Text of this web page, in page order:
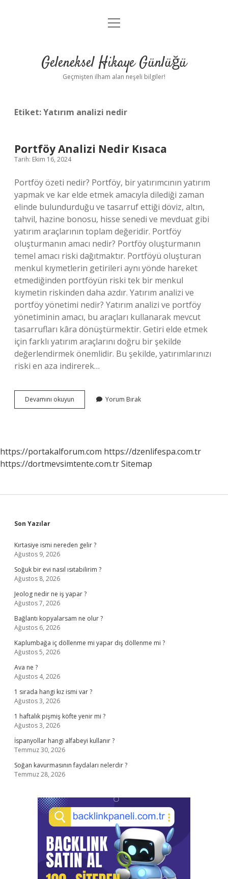
Anasayfa
Yasal Uyarı
menüyü
Geleneksel Hikaye Günlüğü
Geçmişten ilham alan neşeli bilgiler!
Etiket:Yatırım analizi nedir
Portföy Analizi Nedir Kısaca
Tarih: Ekim 16, 2024
Portföy özeti nedir? Portföy, bir yatırımcının yatırım
yapmak ve kar elde etmek amacıyla dilediği zaman
elinde bulundurduğu ve tasarruf ettiği döviz, altın,
tahvil, hazine bonosu, hisse senedi ve mevduat gibi
yatırım araçlarının toplam değeridir. Portföy
oluşturmanın amacı nedir? Portföy oluşturmanın
temel amacı riski dağıtmaktır. Portföyü oluşturan
menkul kıymetlerin getirileri aynı yönde hareket
etmediğinden portföyün riski tek bir menkul
kıymetin riskinden daha azdır. Yatırım analizi ve
portföy yönetimi nedir? Yatırım analizi ve portföy
yönetiminin amacı, bu araçları kullanarak mevcut
tasarrufları kâra dönüştürmektir. Getiri elde etmek
için farklı yatırım araçlarını doğru bir şekilde
değerlendirmek önemlidir. Bu şekilde, yatırımlarınızı
riski en aza indirerek…
Devamını okuyun
Analizi
Yorum Bırak
https://portakalforum.com https://dzenlifespa.com.tr
https://dortmevsimtente.com.trSitemap
Sidebar
Son Yazılar
Kırtasiye ismi nereden gelir ?
Ağustos 9, 2026
Soğuk bir evi nasıl ısıtabilirim ?
Ağustos 8, 2026
Jeolog nedir ne iş yapar ?
Ağustos 7, 2026
Bağlantı kopyalarsam ne olur ?
Ağustos 6, 2026
Kaplumbağa iç döllenme mi yapar dış döllenme mi ?
Ağustos 5, 2026
Ava ne ?
Ağustos 4, 2026
1 sırada hangi kız ismi var ?
Ağustos 3, 2026
1 haftalık pişmiş köfte yenir mi ?
Ağustos 3, 2026
İspanyollar hangi alfabeyi kullanır ?
Temmuz 30, 2026
Soğan kavurmasının faydaları nelerdir ?
Temmuz 28, 2026